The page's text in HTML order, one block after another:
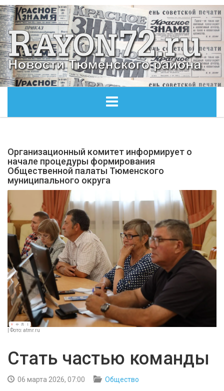
ОБЩЕСТВО
ЭКОНОМИКА
КУЛЬТУРА
БЕЗОПАСНОСТЬ
СПОРТ
АРХИВ PDF
Организационный комитет информирует о
начале процедуры формирования
Общественной палаты Тюменского
муниципального округа
| Фото: atmr.ru
Стать частью команды
06 марта 2026, 07:00
Общество